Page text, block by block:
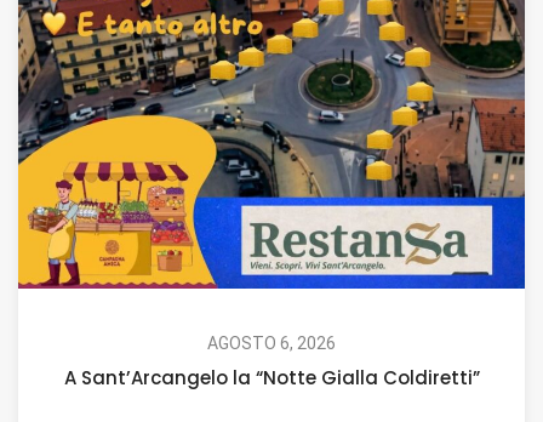
AGOSTO 6, 2026
A Sant’Arcangelo la “Notte Gialla Coldiretti”